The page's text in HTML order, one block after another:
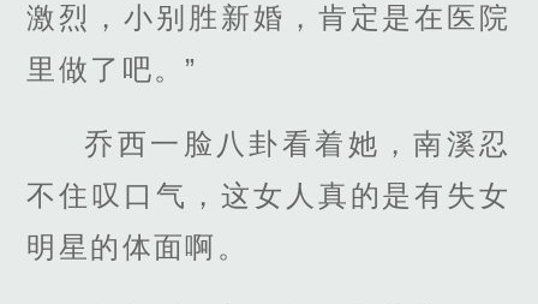
激烈，小别胜新婚，肯定是在医院
里做了吧。”
乔西一脸八卦看着她，南溪忍
不住叹口气，这女人真的是有失女
明星的体面啊。